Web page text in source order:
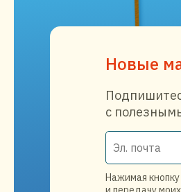
Новые
с
Нажимая